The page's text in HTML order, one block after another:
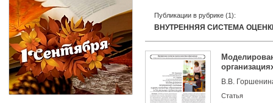
Публикации в рубрике (1):
ВНУТРЕННЯЯ СИСТЕМА
В.В.
Статья